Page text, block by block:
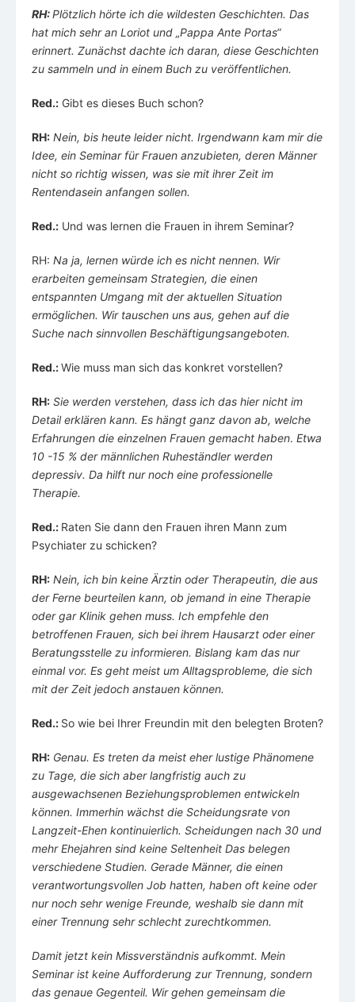
RH:Plötzlich hörte ich die wildesten Geschichten. Das
hat mich sehr an Loriot und „Pappa Ante Portas“
erinnert. Zunächst dachte ich daran, diese Geschichten
zu sammeln und in einem Buch zu veröffentlichen.
Red.: Gibt es dieses Buch schon?
RH: Nein, bis heute leider nicht. Irgendwann kam mir die
Idee, ein Seminar für Frauen anzubieten, deren Männer
nicht so richtig wissen, was sie mit ihrer Zeit im
Rentendasein anfangen sollen.
Red.: Und was lernen die Frauen in ihrem Seminar?
RH: Na ja, lernen würde ich es nicht nennen. Wir
erarbeiten gemeinsam Strategien, die einen
entspannten Umgang mit der aktuellen Situation
ermöglichen. Wir tauschen uns aus, gehen auf die
Suche nach sinnvollen Beschäftigungsangeboten.
Red.:Wie muss man sich das konkret vorstellen?
RH: Sie werden verstehen, dass ich das hier nicht im
Detail erklären kann. Es hängt ganz davon ab, welche
Erfahrungen die einzelnen Frauen gemacht haben. Etwa
10 -15 % der männlichen Ruheständler werden
depressiv. Da hilft nur noch eine professionelle
Therapie.
Red.: Raten Sie dann den Frauen ihren Mann zum
Psychiater zu schicken?
RH: Nein, ich bin keine Ärztin oder Therapeutin, die aus
der Ferne beurteilen kann, ob jemand in eine Therapie
oder gar Klinik gehen muss. Ich empfehle den
betroffenen Frauen, sich bei ihrem Hausarzt oder einer
Beratungsstelle zu informieren. Bislang kam das nur
einmal vor. Es geht meist um Alltagsprobleme, die sich
mit der Zeit jedoch anstauen können.
Red.: So wie bei Ihrer Freundin mit den belegten Broten?
RH: Genau. Es treten da meist eher lustige Phänomene
zu Tage, die sich aber langfristig auch zu
ausgewachsenen Beziehungsproblemen entwickeln
können. Immerhin wächst die Scheidungsrate von
Langzeit-Ehen kontinuierlich. Scheidungen nach 30 und
mehr Ehejahren sind keine Seltenheit Das belegen
verschiedene Studien. Gerade Männer, die einen
verantwortungsvollen Job hatten, haben oft keine oder
nur noch sehr wenige Freunde, weshalb sie dann mit
einer Trennung sehr schlecht zurechtkommen.
Damit jetzt kein Missverständnis aufkommt. Mein
Seminar ist keine Aufforderung zur Trennung, sondern
das genaue Gegenteil. Wir gehen gemeinsam die